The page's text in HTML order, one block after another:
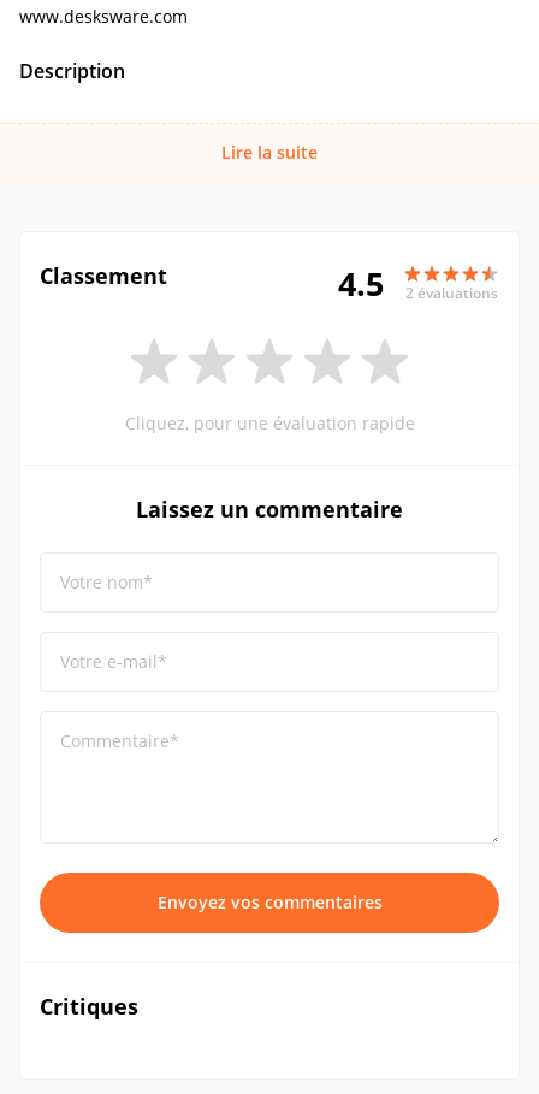
www.desksware.com
Description
Lire la suite
Classement 4.5 2 évaluations
Cliquez, pour une évaluation rapide
Laissez un commentaire
Votre nom*
Votre e-mail*
Commentaire*
Envoyez vos commentaires
Critiques